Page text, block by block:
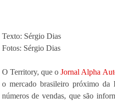
Texto: Sérgio Dias
Fotos: Sérgio Dias
O Territory, que oJornal Alpha
o mercado brasileiro próximo da
números de vendas, que são